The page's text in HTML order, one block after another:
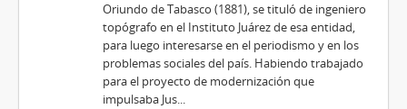
Oriundo de Tabasco (1881), se tituló de ingeniero
topógrafo en el Instituto Juárez de esa entidad,
para luego interesarse en el periodismo y en los
problemas sociales del país. Habiendo trabajado
para el proyecto de modernización que
impulsaba Jus...